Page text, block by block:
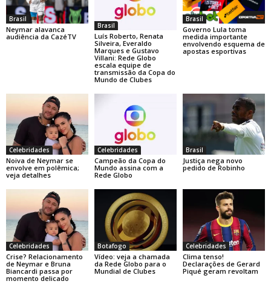
Brasil
Neymar alavanca
audiência da CazéTV
Brasil
Luís Roberto, Renata
Silveira, Everaldo
Marques e Gustavo
Villani: Rede Globo
escala equipe de
transmissão da Copa do
Mundo de Clubes
Brasil
Governo Lula toma
medida importante
envolvendo esquema de
apostas esportivas
Celebridades
Noiva de Neymar se
envolve em polêmica;
veja detalhes
Celebridades
Campeão da Copa do
Mundo assina com a
Rede Globo
Brasil
Justiça nega novo
pedido de Robinho
Celebridades
Crise? Relacionamento
de Neymar e Bruna
Biancardi passa por
momento delicado
Botafogo
Vídeo: veja a chamada
da Rede Globo para o
Mundial de Clubes
Celebridades
Clima tenso!
Declarações de Gerard
Piqué geram revoltam